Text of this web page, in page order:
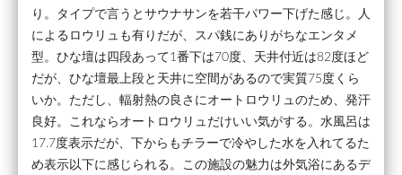
り。タイプで言うとサウナサンを若干パワー下げた感じ。人
によるロウリュも有りだが、スパ銭にありがちなエンタメ
型。ひな壇は四段あって1番下は70度、天井付近は82度ほど
だが、ひな壇最上段と天井に空間があるので実質75度くら
いか。ただし、輻射熱の良さにオートロウリュのため、発汗
良好。これならオートロウリュだけいい気がする。水風呂は
17.7度表示だが、下からもチラーで冷やした水を入れてるた
め表示以下に感じられる。この施設の魅力は外気浴にあるデ